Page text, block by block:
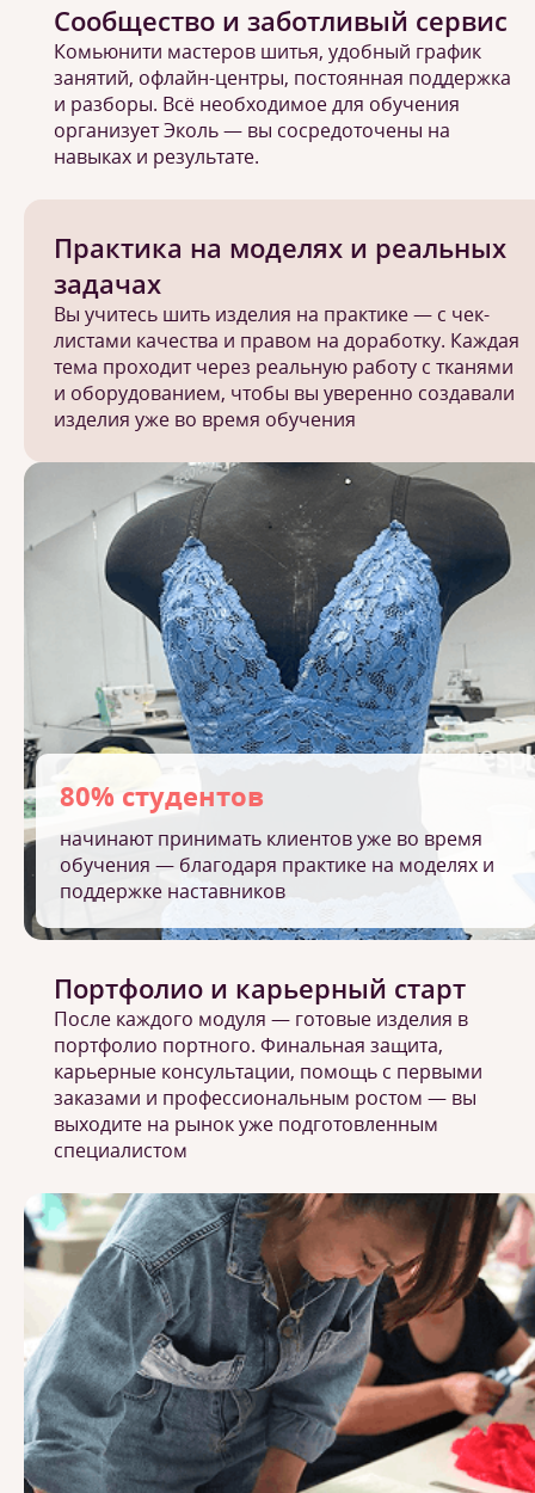
Практика на моделях и реальных
задачах
Вы учитесь шить изделия на практике — с чек-
листами качества и правом на доработку. Каждая
тема проходит через реальную работу с тканями
и оборудованием, чтобы вы уверенно создавали
изделия уже во время обучения
80% студентов
начинают принимать клиентов уже во время
обучения — благодаря практике на моделях и
поддержке наставников
Портфолио и карьерный старт
После каждого модуля — готовые изделия в
портфолио портного. Финальная защита,
карьерные консультации, помощь с первыми
заказами и профессиональным ростом — вы
выходите на рынок уже подготовленным
специалистом
Сообщество и заботливый сервис
Комьюнити мастеров шитья, удобный график
занятий, офлайн-центры, постоянная поддержка
и разборы. Всё необходимое для обучения
организует Эколь — вы сосредоточены на
навыках и результате.